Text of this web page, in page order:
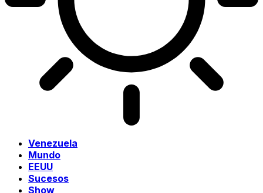
Venezuela
Mundo
EEUU
Sucesos
Show